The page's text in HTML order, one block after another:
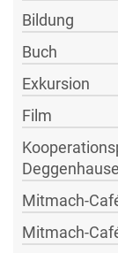
Bildung
Buch
Exkursion
Film
Mitmach-
Mitmach-